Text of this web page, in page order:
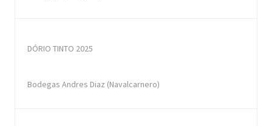
DÓRIO TINTO 2025
Bodegas Andres Diaz (Navalcarnero)